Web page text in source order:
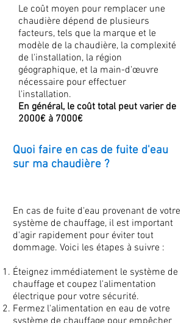
Le coût moyen pour remplacer une
chaudière dépend de plusieurs
facteurs, tels que la marque et le
modèle de la chaudière, la complexité
de l'installation, la région
géographique, et la main-d'œuvre
nécessaire pour effectuer
l'installation.
En général, le coût total peut varier de
2000€ à 7000€
Quoi faire en cas de fuite d'eau
sur ma chaudière ?
En cas de fuite d'eau provenant de votre
système de chauffage, il est important
d'agir rapidement pour éviter tout
dommage. Voici les étapes à suivre :
Éteignez immédiatement le système de
chauffage et coupez l'alimentation
électrique pour votre sécurité.
Fermez l'alimentation en eau de votre